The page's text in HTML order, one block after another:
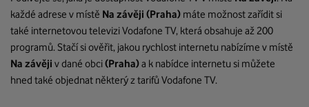
každé adrese v místě Na závěji (Praha) máte možnost zařídit si
také internetovou televizi Vodafone TV, která obsahuje až 200
programů. Stačí si ověřit, jakou rychlost internetu nabízíme v místě
Na závěji v dané obci(Praha)a k nabídce internetu si můžete
hned také objednat některý z tarifů Vodafone TV.